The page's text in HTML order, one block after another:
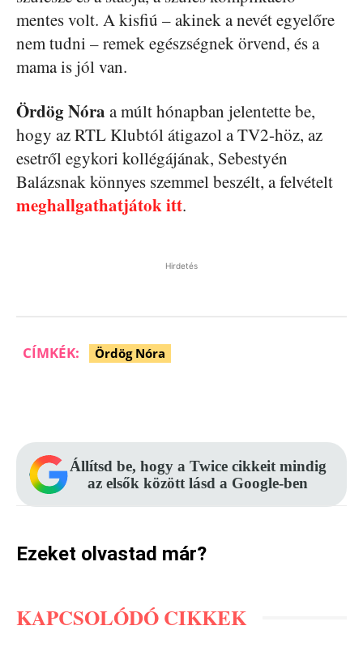
mentes volt. A kisfiú – akinek a nevét egyelőre
nem tudni – remek egészségnek örvend, és a
mama is jól van.
Ördög Nóra a múlt hónapban jelentette be,
hogy az RTL Klubtól átigazol a TV2-höz, az
esetről egykori kollégájának, Sebestyén
Balázsnak könnyes szemmel beszélt, a felvételt
meghallgathatjátok itt.
Hirdetés
CÍMKÉK: Ördög Nóra
Állítsd be, hogy a Twice cikkeit mindig
az elsők között lásd a Google-ben
Ezeket olvastad már?
KAPCSOLÓDÓ CIKKEK